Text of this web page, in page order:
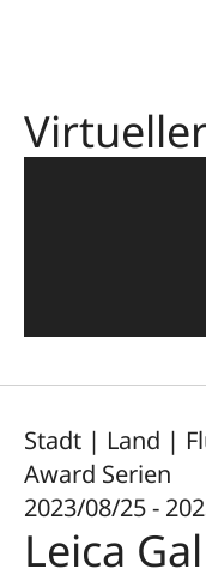
Stadt | Land |
Award Serien
2023/08/25 -
Leica